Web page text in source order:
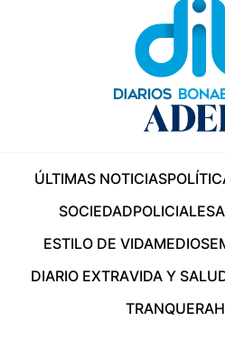
ÚLTIMAS NOTICIAS
SOCIEDADPOLICIALES
ESTILO DE VIDAMEDIOS
DIARIO EXTRAVIDA Y
TRANQUERA